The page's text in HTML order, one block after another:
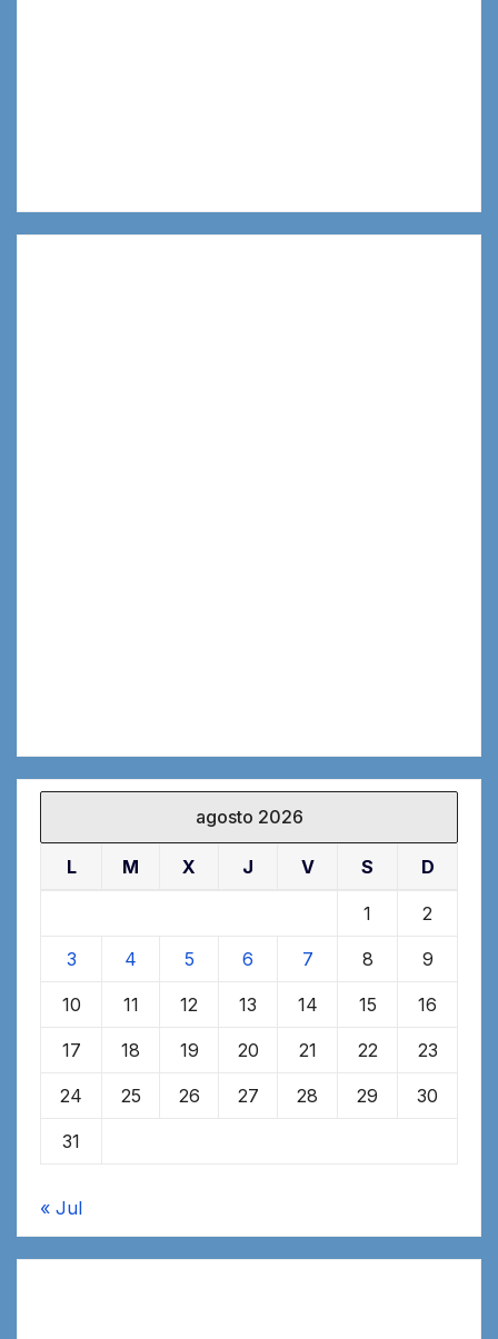
agosto 2026
L M X J V S D
1 2
3 4 5 6 7 8 9
10 11 12 13 14 15 16
17 18 19 20 21 22 23
24 25 26 27 28 29 30
31
« Jul